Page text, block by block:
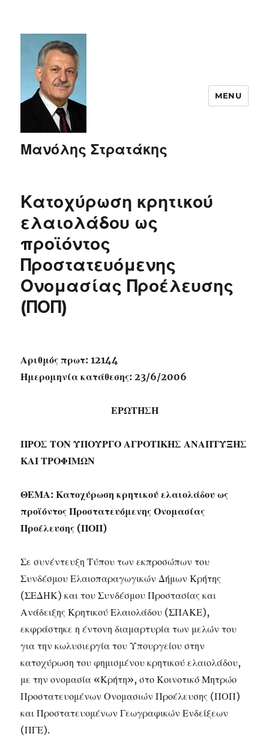
Μανόλης Στρατάκης
MENU
Κατοχύρωση κρητικού
ελαιολάδου ως
προϊόντος
Προστατευόμενης
Ονομασίας Προέλευσης
(ΠΟΠ)
Αριθμός πρωτ: 12144
Ημερομηνία κατάθεσης: 23/6/2006
ΕΡΩΤΗΣΗ
ΠΡΟΣ ΤΟΝ ΥΠΟΥΡΓΟ ΑΓΡΟΤΙΚΗΣ ΑΝΑΠΤΥΞΗΣ
ΚΑΙ ΤΡΟΦΙΜΩΝ
ΘΕΜΑ: Κατοχύρωση κρητικού ελαιολάδου ως
προϊόντος Προστατευόμενης Ονομασίας
Προέλευσης (ΠΟΠ)
Σε συνέντευξη Τύπου των εκπροσώπων του
Συνδέσμου Ελαιοπαραγωγικών Δήμων Κρήτης
(ΣΕΔΗΚ) και του Συνδέσμου Προστασίας και
Ανάδειξης Κρητικού Ελαιολάδου (ΣΠΑΚΕ),
εκφράστηκε η έντονη διαμαρτυρία των μελών του
για την κωλυσιεργία του Υπουργείου στην
κατοχύρωση του φημισμένου κρητικού ελαιολάδου,
με την ονομασία «Κρήτη», στο Κοινοτικό Μητρώο
Προστατευομένων Ονομασιών Προέλευσης (ΠΟΠ)
και Προστατευομένων Γεωγραφικών Ενδείξεων
(ΠΓΕ).